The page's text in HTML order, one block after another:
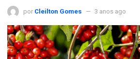
por Cleilton Gomes 3 anos ago